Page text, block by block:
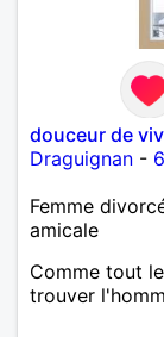
douceur de
Draguignan -
Femme
amicale
Comme tout
trouver